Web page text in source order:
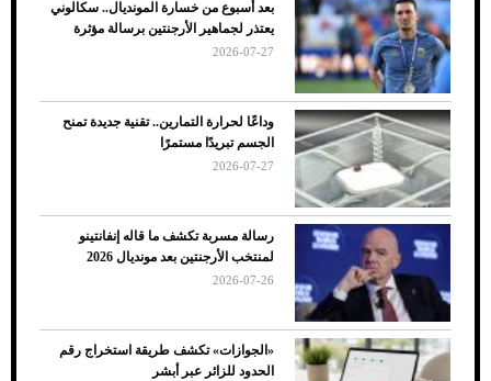
ضعف تبريد مكيف السيارة عند الوقوف.. أشهر
الأسباب والحلول
7 نصائح لاختيار لون البنطلون المناسب للقميص
الأسود
بعد أسبوع من خسارة المونديال.. سكالوني
يعتذر لجماهير الأرجنتين برسالة مؤثرة
2026-07-27
وداعًا لحرارة التمارين.. تقنية جديدة تمنح
الجسم تبريدًا مستمرًا
2026-07-27
رسالة مسربة تكشف ما قاله إنفانتينو
لمنتخب الأرجنتين بعد مونديال 2026
2026-07-26
«الجوازات» تكشف طريقة استخراج رقم
الحدود للزائر عبر أبشر